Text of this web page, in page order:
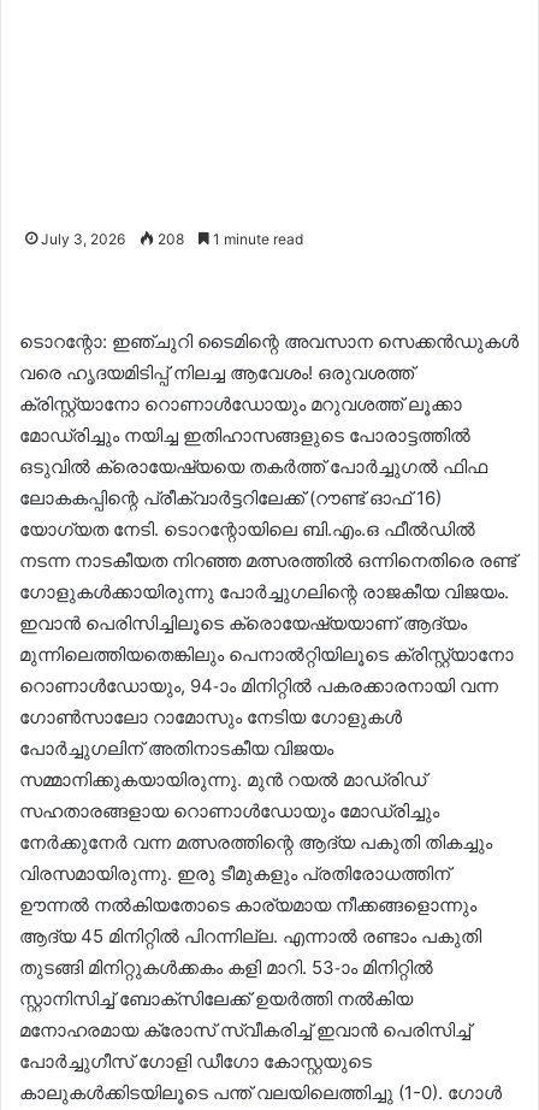
July 3, 2026 208 1 minute read
ടൊറന്റോ: ഇഞ്ചുറി ടൈമിന്റെ അവസാന സെക്കൻഡുകൾ
വരെ ഹൃദയമിടിപ്പ് നിലച്ച ആവേശം! ഒരുവശത്ത്
ക്രിസ്റ്റ്യാനോ റൊണാൾഡോയും മറുവശത്ത് ലൂക്കാ
മോഡ്രിച്ചും നയിച്ച ഇതിഹാസങ്ങളുടെ പോരാട്ടത്തിൽ
ഒടുവിൽ ക്രൊയേഷ്യയെ തകർത്ത് പോർച്ചുഗൽ ഫിഫ
ലോകകപ്പിന്റെ പ്രീക്വാർട്ടറിലേക്ക് (റൗണ്ട് ഓഫ് 16)
യോഗ്യത നേടി. ടൊറന്റോയിലെ ബി.എം.ഒ ഫീൽഡിൽ
നടന്ന നാടകീയത നിറഞ്ഞ മത്സരത്തിൽ ഒന്നിനെതിരെ രണ്ട്
ഗോളുകൾക്കായിരുന്നു പോർച്ചുഗലിന്റെ രാജകീയ വിജയം.
ഇവാൻ പെരിസിച്ചിലൂടെ ക്രൊയേഷ്യയാണ് ആദ്യം
മുന്നിലെത്തിയതെങ്കിലും പെനാൽറ്റിയിലൂടെ ക്രിസ്റ്റ്യാനോ
റൊണാൾഡോയും, 94-ാം മിനിറ്റിൽ പകരക്കാരനായി വന്ന
ഗോൺസാലോ റാമോസും നേടിയ ഗോളുകൾ
പോർച്ചുഗലിന് അതിനാടകീയ വിജയം
സമ്മാനിക്കുകയായിരുന്നു. മുൻ റയൽ മാഡ്രിഡ്
സഹതാരങ്ങളായ റൊണാൾഡോയും മോഡ്രിച്ചും
നേർക്കുനേർ വന്ന മത്സരത്തിന്റെ ആദ്യ പകുതി തികച്ചും
വിരസമായിരുന്നു. ഇരു ടീമുകളും പ്രതിരോധത്തിന്
ഊന്നൽ നൽകിയതോടെ കാര്യമായ നീക്കങ്ങളൊന്നും
ആദ്യ 45 മിനിറ്റിൽ പിറന്നില്ല. എന്നാൽ രണ്ടാം പകുതി
തുടങ്ങി മിനിറ്റുകൾക്കകം കളി മാറി. 53-ാം മിനിറ്റിൽ
സ്റ്റാനിസിച്ച് ബോക്സിലേക്ക് ഉയർത്തി നൽകിയ
മനോഹരമായ ക്രോസ് സ്വീകരിച്ച് ഇവാൻ പെരിസിച്ച്
പോർച്ചുഗീസ് ഗോളി ഡീഗോ കോസ്റ്റയുടെ
കാലുകൾക്കിടയിലൂടെ പന്ത് വലയിലെത്തിച്ചു (1-0). ഗോൾ